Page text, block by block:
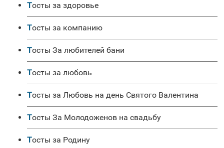
Тосты за здоровье
Тосты за компанию
Тосты За любителей бани
Тосты за любовь
Тосты за Любовь на день Святого Валентина
Тосты За Молодоженов на свадьбу
Тосты за Родину